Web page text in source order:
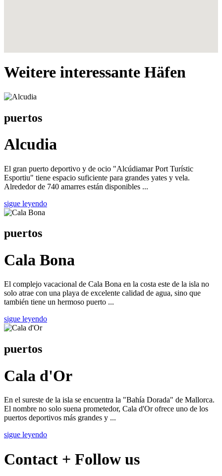
Weitere interessante Häfen
puertos
Alcudia
El gran puerto deportivo y de ocio "Alcúdiamar Port Turístic
Esportiu" tiene espacio suficiente para grandes yates y vela.
Alrededor de 740 amarres están disponibles ...
sigue leyendo
puertos
Cala Bona
El complejo vacacional de Cala Bona en la costa este de la isla no
solo atrae con una playa de excelente calidad de agua, sino que
también tiene un hermoso puerto ...
sigue leyendo
puertos
Cala d'Or
En el sureste de la isla se encuentra la "Bahía Dorada" de Mallorca.
El nombre no solo suena prometedor, Cala d'Or ofrece uno de los
puertos deportivos más grandes y ...
sigue leyendo
Contact + Follow us